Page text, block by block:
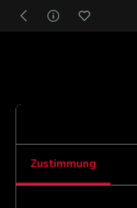
Zustimmung